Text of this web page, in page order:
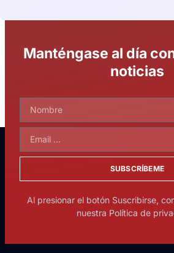
Manténgase al día
noticias
SUBSCRÍBEME
Al presionar el botón Suscribirse,
nuestra Política de